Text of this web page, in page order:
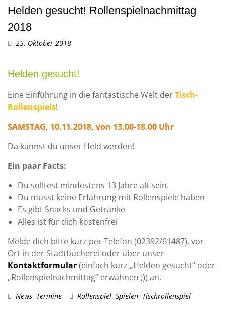
Helden gesucht! Rollenspielnachmittag
2018
25. Oktober 2018
Helden gesucht!
Eine Einführung in die fantastische Welt derTisch-
Rollenspiels!
SAMSTAG, 10.11.2018, von 13.00-18.00 Uhr
Da kannst du unser Held werden!
Ein paar Facts:
Du solltest mindestens 13 Jahre alt sein.
Du musst keine Erfahrung mit Rollenspiele haben
Es gibt Snacks und Getränke
Alles ist für dich kostenfrei
Melde dich bitte kurz per Telefon (02392/61487), vor
Ort in der Stadtbücherei oder über unser
Kontaktformular(einfach kurz „Helden gesucht“ oder
„Rollenspielnachmittag“ erwähnen ;)) an.
News, Termine Rollenspiel, Spielen, Tischrollenspiel